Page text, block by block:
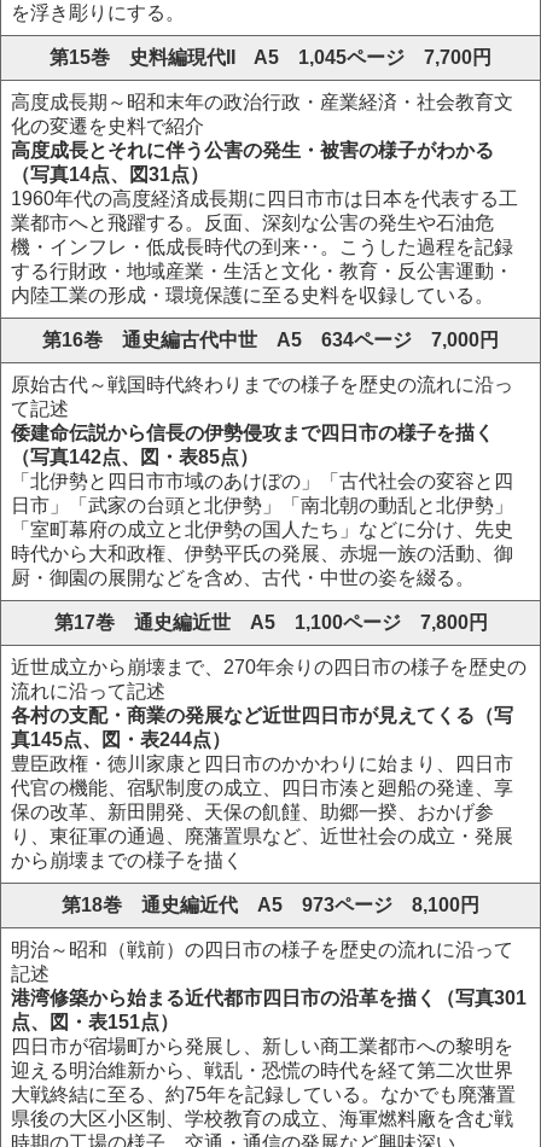
を浮き彫りにする。
第15巻 史料編現代II A5 1,045ページ 7,700円
高度成長期～昭和末年の政治行政・産業経済・社会教育文
化の変遷を史料で紹介
高度成長とそれに伴う公害の発生・被害の様子がわかる
（写真14点、図31点）
1960年代の高度経済成長期に四日市市は日本を代表する工
業都市へと飛躍する。反面、深刻な公害の発生や石油危
機・インフレ・低成長時代の到来‥。こうした過程を記録
する行財政・地域産業・生活と文化・教育・反公害運動・
内陸工業の形成・環境保護に至る史料を収録している。
第16巻 通史編古代中世 A5 634ページ 7,000円
原始古代～戦国時代終わりまでの様子を歴史の流れに沿っ
て記述
倭建命伝説から信長の伊勢侵攻まで四日市の様子を描く
（写真142点、図・表85点）
「北伊勢と四日市市域のあけぼの」「古代社会の変容と四
日市」「武家の台頭と北伊勢」「南北朝の動乱と北伊勢」
「室町幕府の成立と北伊勢の国人たち」などに分け、先史
時代から大和政権、伊勢平氏の発展、赤堀一族の活動、御
厨・御園の展開などを含め、古代・中世の姿を綴る。
第17巻 通史編近世 A5 1,100ページ 7,800円
近世成立から崩壊まで、270年余りの四日市の様子を歴史の
流れに沿って記述
各村の支配・商業の発展など近世四日市が見えてくる（写
真145点、図・表244点）
豊臣政権・徳川家康と四日市のかかわりに始まり、四日市
代官の機能、宿駅制度の成立、四日市湊と廻船の発達、享
保の改革、新田開発、天保の飢饉、助郷一揆、おかげ参
り、東征軍の通過、廃藩置県など、近世社会の成立・発展
から崩壊までの様子を描く
第18巻 通史編近代 A5 973ページ 8,100円
明治～昭和（戦前）の四日市の様子を歴史の流れに沿って
記述
港湾修築から始まる近代都市四日市の沿革を描く（写真301
点、図・表151点）
四日市が宿場町から発展し、新しい商工業都市への黎明を
迎える明治維新から、戦乱・恐慌の時代を経て第二次世界
大戦終結に至る、約75年を記録している。なかでも廃藩置
県後の大区小区制、学校教育の成立、海軍燃料廠を含む戦
時期の工場の様子、交通・通信の発展など興味深い。